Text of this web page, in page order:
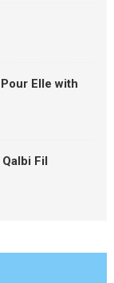
Elle with
Fil